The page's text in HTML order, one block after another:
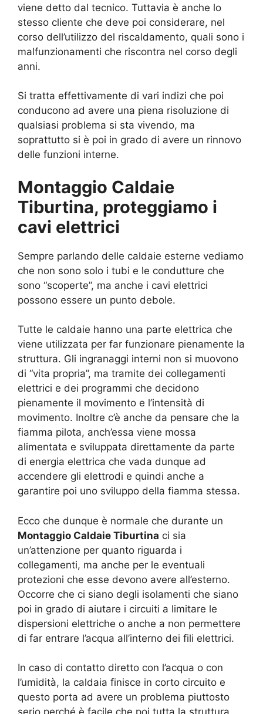
viene detto dal tecnico. Tuttavia è anche lo
stesso cliente che deve poi considerare, nel
corso dell’utilizzo del riscaldamento, quali sono i
malfunzionamenti che riscontra nel corso degli
anni.
Si tratta effettivamente di vari indizi che poi
conducono ad avere una piena risoluzione di
qualsiasi problema si sta vivendo, ma
soprattutto si è poi in grado di avere un rinnovo
delle funzioni interne.
Montaggio Caldaie
Tiburtina, proteggiamo i
cavi elettrici
Sempre parlando delle caldaie esterne vediamo
che non sono solo i tubi e le condutture che
sono “scoperte”, ma anche i cavi elettrici
possono essere un punto debole.
Tutte le caldaie hanno una parte elettrica che
viene utilizzata per far funzionare pienamente la
struttura. Gli ingranaggi interni non si muovono
di “vita propria”, ma tramite dei collegamenti
elettrici e dei programmi che decidono
pienamente il movimento e l’intensità di
movimento. Inoltre c’è anche da pensare che la
fiamma pilota, anch’essa viene mossa
alimentata e sviluppata direttamente da parte
di energia elettrica che vada dunque ad
accendere gli elettrodi e quindi anche a
garantire poi uno sviluppo della fiamma stessa.
Ecco che dunque è normale che durante un
Montaggio Caldaie Tiburtina ci sia
un’attenzione per quanto riguarda i
collegamenti, ma anche per le eventuali
protezioni che esse devono avere all’esterno.
Occorre che ci siano degli isolamenti che siano
poi in grado di aiutare i circuiti a limitare le
dispersioni elettriche o anche a non permettere
di far entrare l’acqua all’interno dei fili elettrici.
In caso di contatto diretto con l’acqua o con
l’umidità, la caldaia finisce in corto circuito e
questo porta ad avere un problema piuttosto